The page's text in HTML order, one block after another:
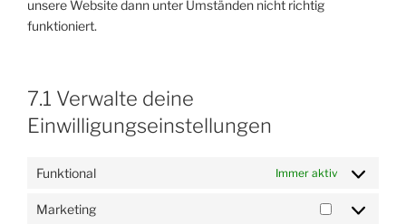
unsere Website dann unter Umständen nicht richtig
funktioniert.
7.1 Verwalte deine
Einwilligungseinstellungen
Funktional Immer aktiv
Marketing Marketing